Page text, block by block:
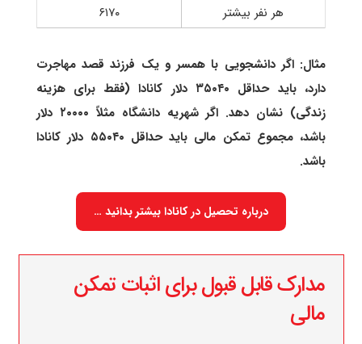
هر نفر بیشتر ۶۱۷۰
مثال: اگر دانشجویی با همسر و یک فرزند قصد مهاجرت
دارد، باید حداقل ۳۵۰۴۰ دلار کانادا (فقط برای هزینه
زندگی) نشان دهد. اگر شهریه دانشگاه مثلاً ۲۰۰۰۰ دلار
باشد، مجموع تمکن مالی باید حداقل ۵۵۰۴۰ دلار کانادا
باشد.
درباره تحصیل در کانادا بیشتر بدانید …
مدارک قابل قبول برای اثبات تمکن
مالی